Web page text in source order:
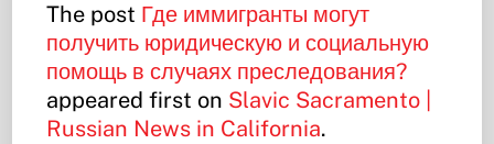
The post Где иммигранты могут
получить юридическую и социальную
помощь в случаях преследования?
appeared first on Slavic Sacramento |
Russian News in California.